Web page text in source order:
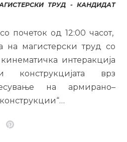
ТРУД - КАНДИДАТ
почеток од 12:00 часот,
на магистерски труд со
интеракција
врз
на армирано–
Pinterest